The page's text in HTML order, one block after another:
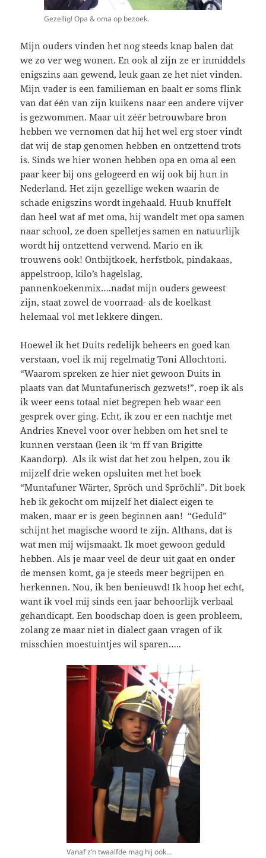
Gezellig! Opa & oma op bezoek.
Mijn ouders vinden het nog steeds knap balen dat
we zo ver weg wonen. En ook al zijn ze er inmiddels
enigszins aan gewend, leuk gaan ze het niet vinden.
Mijn vader is een familieman en baalt er soms flink
van dat één van zijn kuikens naar een andere vijver
is gezwommen. Maar uit zéér betrouwbare bron
hebben we vernomen dat hij het wel erg stoer vindt
dat wij de stap genomen hebben en ontzettend trots
is. Sinds we hier wonen hebben opa en oma al een
paar keer bij ons gelogeerd en wij ook bij hun in
Nederland. Het zijn gezellige weken waarin de
schade enigszins wordt ingehaald. Huub knuffelt
dan heel wat af met oma, hij wandelt met opa samen
naar school, ze doen spelletjes samen en natuurlijk
wordt hij ontzettend verwend. Mario en ik
trouwens ook! Ontbijtkoek, herfstbok, pindakaas,
appelstroop, kilo’s hagelslag,
pannenkoekenmix….nadat mijn ouders geweest
zijn, staat zowel de voorraad- als de koelkast
helemaal vol met lekkere dingen.
Hoewel ik het Duits redelijk beheers en goed kan
verstaan, voel ik mij regelmatig Toni Allochtoni.
“Waarom spreken ze hier niet gewoon Duits in
plaats van dat Muntafunerisch gezwets!”, roep ik als
ik weer eens totaal niet begrepen heb waar een
gesprek over ging. Echt, ik zou er een nachtje met
Andries Knevel voor over hebben om het snel te
kunnen verstaan (leen ik ‘m ff van Brigitte
Kaandorp). Als ik wist dat het zou helpen, zou ik
mijzelf drie weken opsluiten met het boek
“Muntafuner Wärter, Spröch und Spröchli”. Dit boek
heb ik gekocht om mijzelf het dialect eigen te
maken, maar er is geen beginnen aan! “Geduld”
schijnt het magische woord te zijn. Althans, dat is
wat men mij wijsmaakt. Ik moet gewoon geduld
hebben. Als je maar veel de deur uit gaat en onder
de mensen komt, ga je steeds meer begrijpen en
herkennen. Nou, ik ben benieuwd! Ik hoop het echt,
want ik voel mij sinds een jaar behoorlijk verbaal
gehandicapt. Een boodschap doen is geen probleem,
zolang ze maar niet in dialect gaan vragen of ik
misschien moestuintjes wil sparen…..
Vanaf z’n twaalfde mag hij ook…